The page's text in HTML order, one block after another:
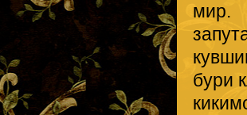
мир.
бури